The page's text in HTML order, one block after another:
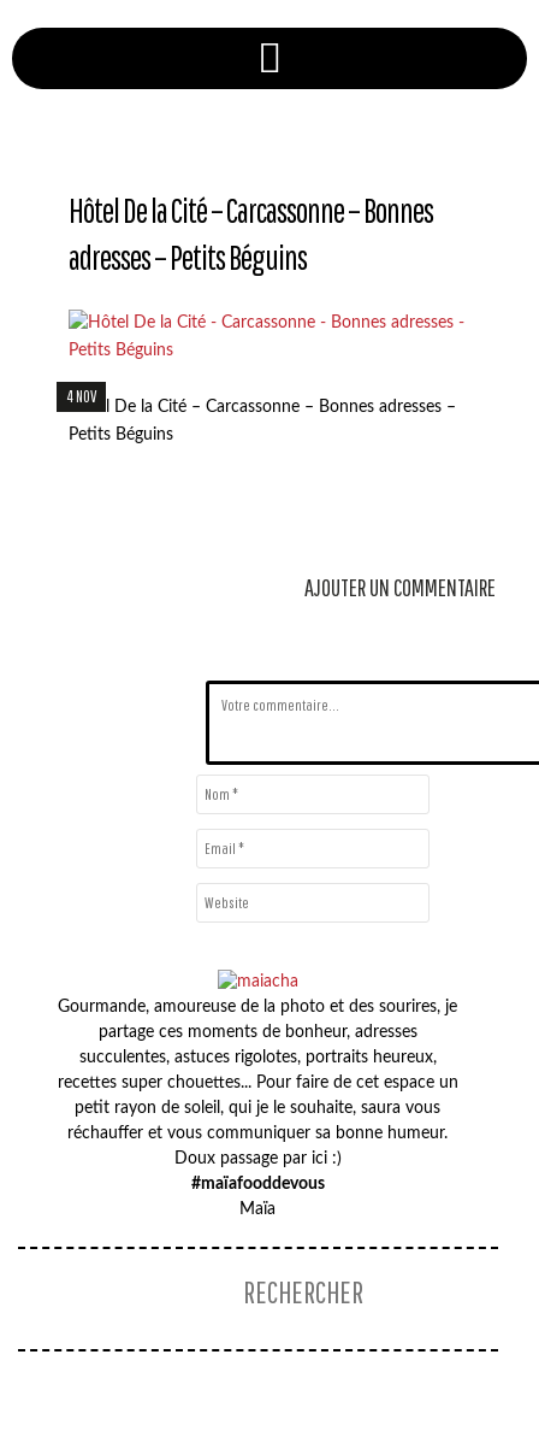
Hôtel De la Cité – Carcassonne – Bonnes
adresses – Petits Béguins
4 NOV
Hôtel De la Cité – Carcassonne – Bonnes adresses –
Petits Béguins
AJOUTER UN COMMENTAIRE
Gourmande, amoureuse de la photo et des sourires, je
partage ces moments de bonheur, adresses
succulentes, astuces rigolotes, portraits heureux,
recettes super chouettes... Pour faire de cet espace un
petit rayon de soleil, qui je le souhaite, saura vous
réchauffer et vous communiquer sa bonne humeur.
Doux passage par ici :)
#maïafooddevous
Maïa